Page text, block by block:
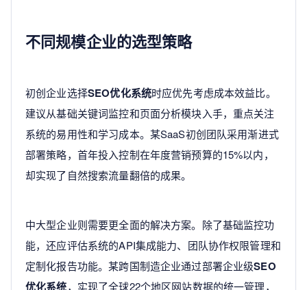
不同规模企业的选型策略
初创企业选择SEO优化系统时应优先考虑成本效益比。
建议从基础关键词监控和页面分析模块入手，重点关注
系统的易用性和学习成本。某SaaS初创团队采用渐进式
部署策略，首年投入控制在年度营销预算的15%以内，
却实现了自然搜索流量翻倍的成果。
中大型企业则需要更全面的解决方案。除了基础监控功
能，还应评估系统的API集成能力、团队协作权限管理和
定制化报告功能。某跨国制造企业通过部署企业级SEO
优化系统，实现了全球22个地区网站数据的统一管理，